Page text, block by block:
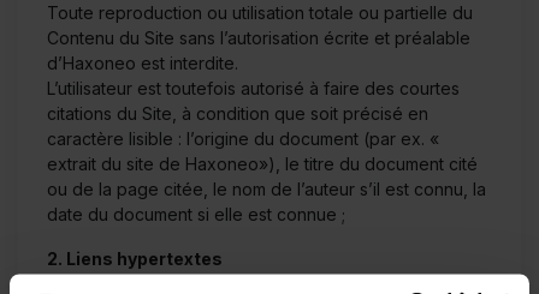
Toute reproduction ou utilisation totale ou partielle du
Contenu du Site sans l’autorisation écrite et préalable
d’Haxoneo est interdite.
L’utilisateur est toutefois autorisé à faire des courtes
citations du Site, à condition que soit précisé en
caractère lisible : l’origine du document (par ex. «
extrait du site de Haxoneo»), le titre du document cité
ou de la page citée, le nom de l’auteur s’il est connu, la
date du document si elle est connue ;
2. Liens hypertextes